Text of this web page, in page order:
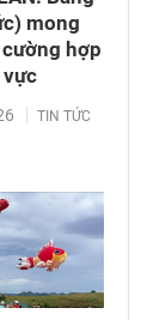
mong
hợp
TIN TỨC